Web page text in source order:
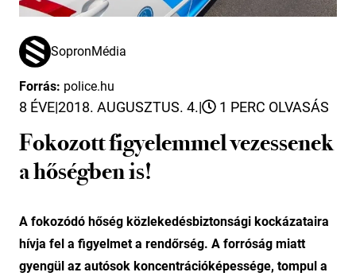
SopronMédia
Forrás: police.hu
8 ÉVE|2018. AUGUSZTUS. 4.| 1 PERC OLVASÁS
Fokozott figyelemmel vezessenek
a hőségben is!
A fokozódó hőség közlekedésbiztonsági kockázataira
hívja fel a figyelmet a rendőrség. A forróság miatt
gyengül az autósok koncentrációképessége, tompul a